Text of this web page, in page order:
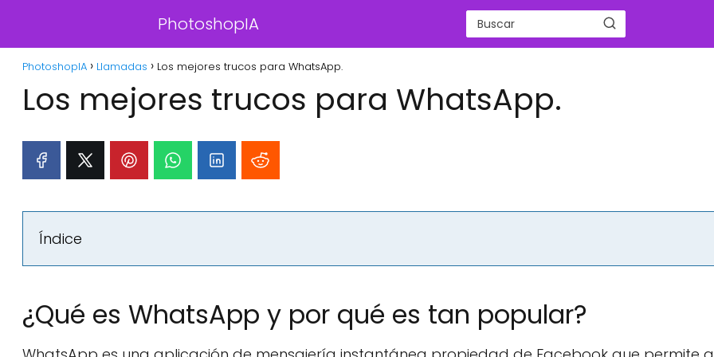
PhotoshopIA
PhotoshopIA Llamadas Los mejores trucos para WhatsApp.
Los mejores trucos para WhatsApp.
Índice
¿Qué es WhatsApp y por qué es tan popular?